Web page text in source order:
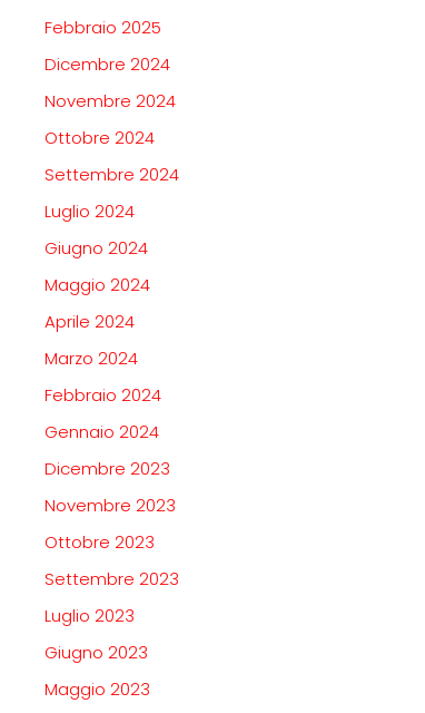
Febbraio 2025
Dicembre 2024
Novembre 2024
Ottobre 2024
Settembre 2024
Luglio 2024
Giugno 2024
Maggio 2024
Aprile 2024
Marzo 2024
Febbraio 2024
Gennaio 2024
Dicembre 2023
Novembre 2023
Ottobre 2023
Settembre 2023
Luglio 2023
Giugno 2023
Maggio 2023